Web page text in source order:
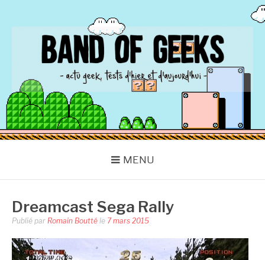
BAND OF GEEKS
Actu Geek d'hier et d'aujourd'hui
MENU
Dreamcast Sega Rally
Publié par Romain Boutté le 7 mars 2015